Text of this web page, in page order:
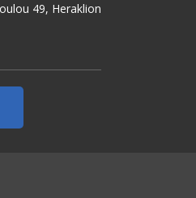
49, Heraklion